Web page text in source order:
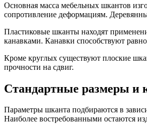
Основная масса мебельных шкантов
сопротивление деформациям.
Пластиковые шканты находят
канавками. Канавки способствуют
Кроме круглых существуют плоские
прочности на сдвиг.
Стандартные размеры и
Параметры шканта подбираются в
Наиболее востребованными остаются